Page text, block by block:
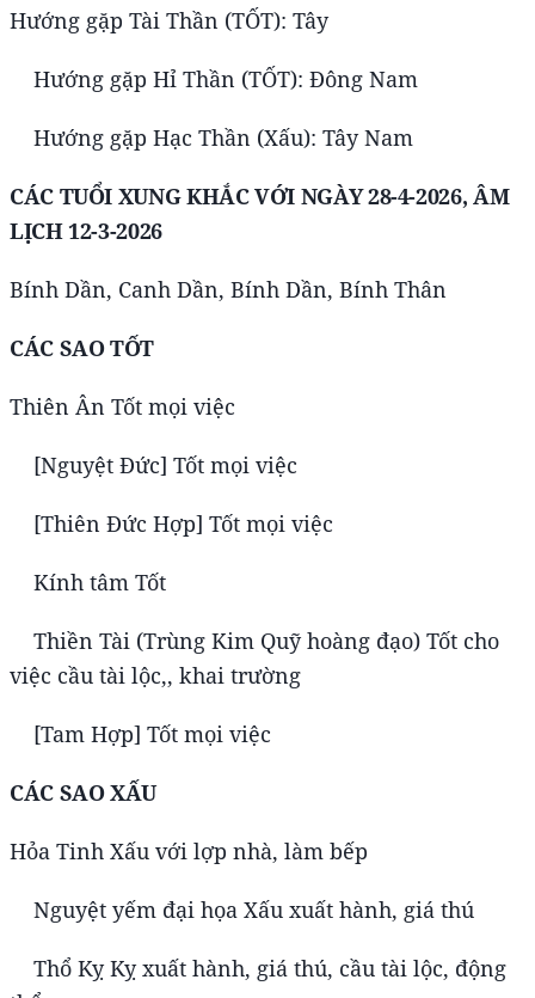
Hướng gặp Tài Thần (TỐT): Tây
Hướng gặp Hỉ Thần (TỐT): Đông Nam
Hướng gặp Hạc Thần (Xấu): Tây Nam
CÁC TUỔI XUNG KHẮC VỚI NGÀY 28-4-2026, ÂM
LỊCH 12-3-2026
Bính Dần, Canh Dần, Bính Dần, Bính Thân
CÁC SAO TỐT
Thiên Ân Tốt mọi việc
[Nguyệt Đức] Tốt mọi việc
[Thiên Đức Hợp] Tốt mọi việc
Kính tâm Tốt
Thiền Tài (Trùng Kim Quỹ hoàng đạo) Tốt cho
việc cầu tài lộc,, khai trường
[Tam Hợp] Tốt mọi việc
CÁC SAO XẤU
Hỏa Tinh Xấu với lợp nhà, làm bếp
Nguyệt yếm đại họa Xấu xuất hành, giá thú
Thổ Kỵ Kỵ xuất hành, giá thú, cầu tài lộc, động